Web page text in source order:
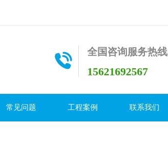
全国咨询服务热线
15621692567
常见问题 工程案例 联系我们